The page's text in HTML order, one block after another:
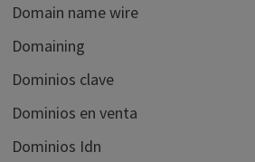
Domain name wire
Domaining
Dominios clave
Dominios en venta
Dominios Idn